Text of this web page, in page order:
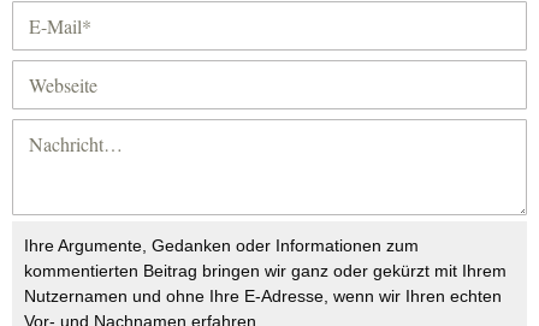
Ihre Argumente, Gedanken oder Informationen zum
kommentierten Beitrag bringen wir ganz oder gekürzt mit Ihrem
Nutzernamen und ohne Ihre E-Adresse, wenn wir Ihren echten
Vor- und Nachnamen erfahren.